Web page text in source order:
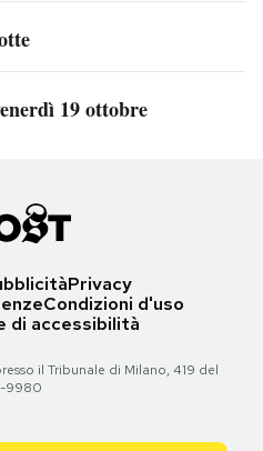
19 ottobre
Privacy
Condizioni d'uso
di accessibilità
il Tribunale di Milano, 419 del
9980